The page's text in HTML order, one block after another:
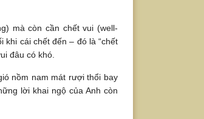
mà còn cần chết vui (well-
khi cái chết đến – đó là “chết
đâu có khó.
nồm nam mát rượi thổi bay
lời khai ngộ của Anh còn